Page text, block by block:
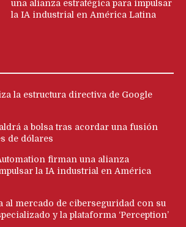
una alianza estratégica para impulsar
la IA industrial en América Latina
la estructura directiva de Google
a bolsa tras acordar una fusión
de dólares
firman una alianza
la IA industrial en América
mercado de ciberseguridad con su
y la plataforma ‘Perception’